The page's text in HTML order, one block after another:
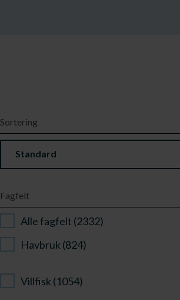
Sortering
Standard
Fagfelt
Alle fagfelt (2332)
Havbruk (824)
Villfisk (1054)